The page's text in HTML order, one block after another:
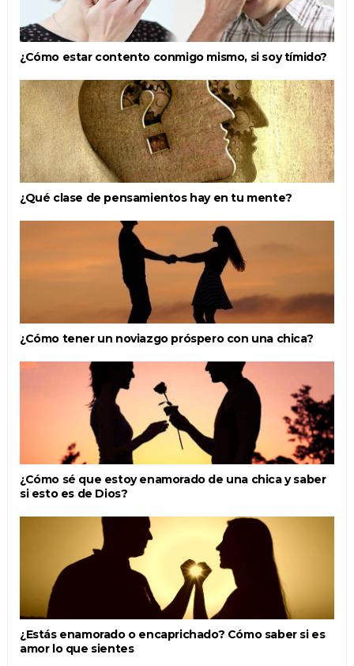
¿Cómo estar contento conmigo mismo, si soy tímido?
¿Qué clase de pensamientos hay en tu mente?
¿Cómo tener un noviazgo próspero con una chica?
¿Cómo sé que estoy enamorado de una chica y saber
si esto es de Dios?
¿Estás enamorado o encaprichado? Cómo saber si es
amor lo que sientes